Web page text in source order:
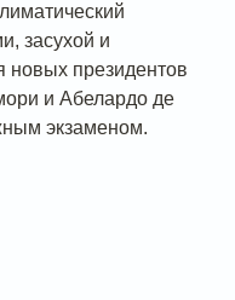
засухой и
новых президентов
и Абелардо де
экзаменом.